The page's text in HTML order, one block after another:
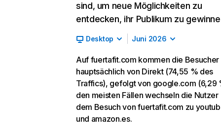
sind, um neue Möglichkeiten zu
entdecken, ihr Publikum zu
Desktop Juni 2026
Auf fuertafit.com kommen die Besucher
hauptsächlich von Direkt (74,55 % des
Traffics), gefolgt von google.com (6,29
den meisten Fällen wechseln die Nutzer
dem Besuch von fuertafit.com zu
und amazon.es.